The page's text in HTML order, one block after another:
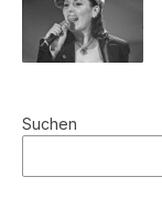
Suchen